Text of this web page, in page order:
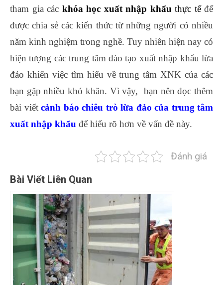
tham gia các khóa học xuất nhập khẩu thực tếđể
được chia sẻ các kiến thức từ những người có nhiều
năm kinh nghiệm trong nghề. Tuy nhiên hiện nay có
hiện tượng các trung tâm đào tạo xuất nhập khẩu lừa
đảo khiến việc tìm hiểu về trung tâm XNK của các
bạn gặp nhiều khó khăn. Vì vậy, bạn nên đọc thêm
bài viết cảnh báo chiêu trò lừa đảo của trung tâm
xuất nhập khẩu để hiểu rõ hơn về vấn đề này.
Đánh giá
Bài Viết Liên Quan